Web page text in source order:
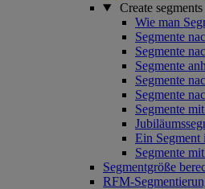
Create segments
Wie man
Segmente
Segmente
Segmente
Segmente
Segmente
Segmente
Ein Segment
Segmente
Segmentgröße
RFM-